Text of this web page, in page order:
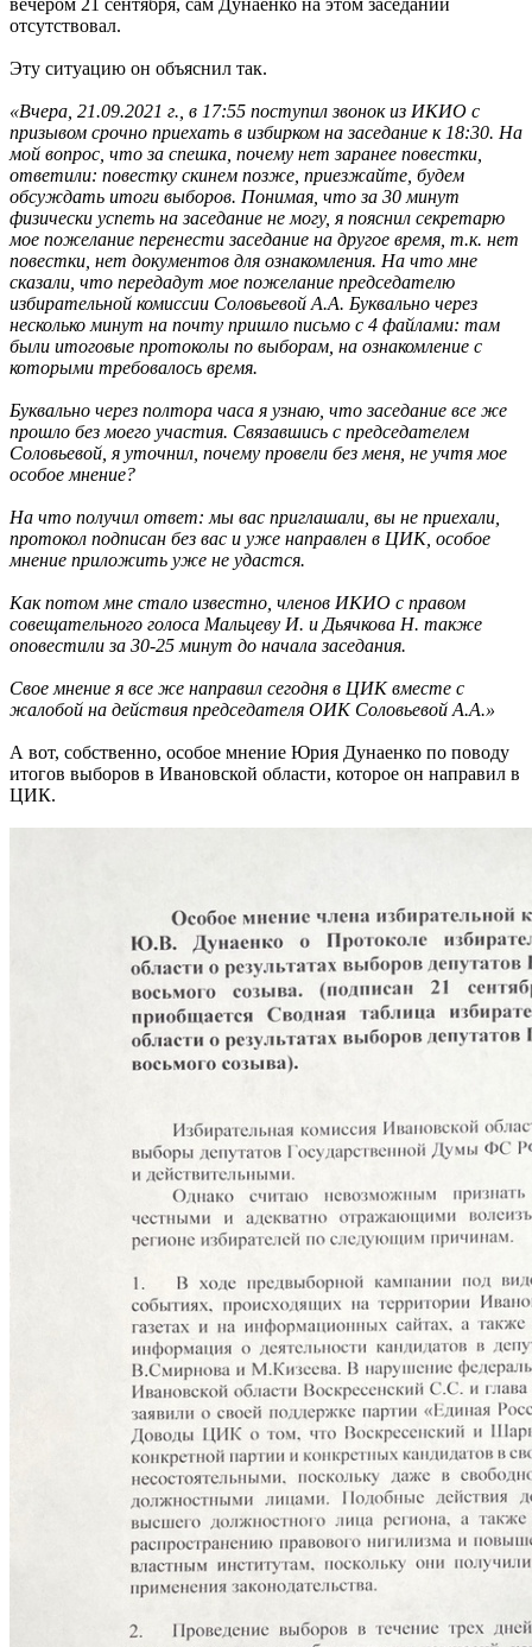
вечером 21 сентября, сам Дунаенко на этом заседании
отсутствовал.
Эту ситуацию он объяснил так.
«Вчера, 21.09.2021 г., в 17:55 поступил звонок из ИКИО с
призывом срочно приехать в избирком на заседание к 18:30. На
мой вопрос, что за спешка, почему нет заранее повестки,
ответили: повестку скинем позже, приезжайте, будем
обсуждать итоги выборов. Понимая, что за 30 минут
физически успеть на заседание не могу, я пояснил секретарю
мое пожелание перенести заседание на другое время, т.к. нет
повестки, нет документов для ознакомления. На что мне
сказали, что передадут мое пожелание председателю
избирательной комиссии Соловьевой А.А. Буквально через
несколько минут на почту пришло письмо с 4 файлами: там
были итоговые протоколы по выборам, на ознакомление с
которыми требовалось время.
Буквально через полтора часа я узнаю, что заседание все же
прошло без моего участия. Связавшись с председателем
Соловьевой, я уточнил, почему провели без меня, не учтя мое
особое мнение?
На что получил ответ: мы вас приглашали, вы не приехали,
протокол подписан без вас и уже направлен в ЦИК, особое
мнение приложить уже не удастся.
Как потом мне стало известно, членов ИКИО с правом
совещательного голоса Мальцеву И. и Дьячкова Н. также
оповестили за 30-25 минут до начала заседания.
Свое мнение я все же направил сегодня в ЦИК вместе с
жалобой на действия председателя ОИК Соловьевой А.А.»
А вот, собственно, особое мнение Юрия Дунаенко по поводу
итогов выборов в Ивановской области, которое он направил в
ЦИК.